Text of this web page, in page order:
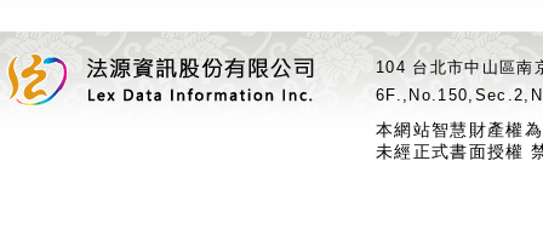
104 台北市中山區
本網站智慧財產權
未經正式書面授權